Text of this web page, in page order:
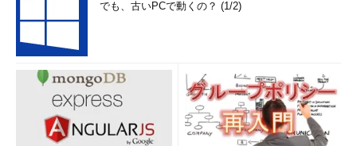
でも、古いPCで動くの？ (1/2)